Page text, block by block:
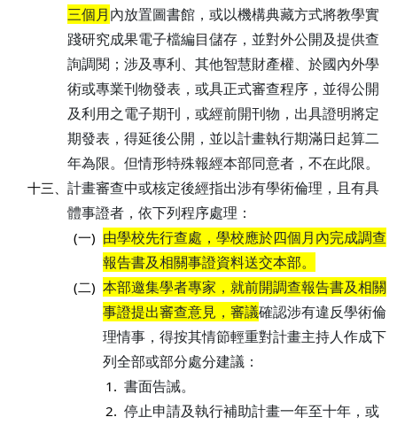
三個月內放置圖書館，或以機構典藏方式將教學實
踐研究成果電子檔編目儲存，並對外公開及提供查
詢調閱；涉及專利、其他智慧財產權、於國內外學
術或專業刊物發表，或具正式審查程序，並得公開
及利用之電子期刊，或經前開刊物，出具證明將定
期發表，得延後公開，並以計畫執行期滿日起算二
年為限。但情形特殊報經本部同意者，不在此限。
十三、 計畫審查中或核定後經指出涉有學術倫理，且有具
體事證者，依下列程序處理：
(一) 由學校先行查處，學校應於四個月內完成調查
報告書及相關事證資料送交本部。
(二) 本部邀集學者專家，就前開調查報告書及相關
事證提出審查意見，審議確認涉有違反學術倫
理情事，得按其情節輕重對計畫主持人作成下
列全部或部分處分建議：
1. 書面告誡。
2. 停止申請及執行補助計畫一年至十年，或